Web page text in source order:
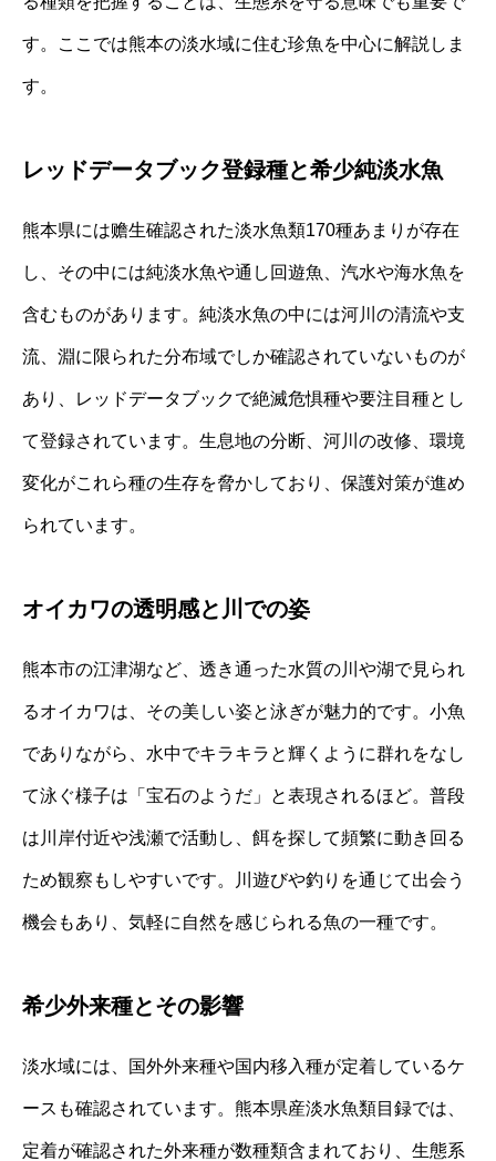
す。ここでは熊本の淡水域に住む珍魚を中心に解説しま
す。
レッドデータブック登録種と希少純淡水魚
熊本県には赡生確認された淡水魚類170種あまりが存在
し、その中には純淡水魚や通し回遊魚、汽水や海水魚を
含むものがあります。純淡水魚の中には河川の清流や支
流、淵に限られた分布域でしか確認されていないものが
あり、レッドデータブックで絶滅危惧種や要注目種とし
て登録されています。生息地の分断、河川の改修、環境
変化がこれら種の生存を脅かしており、保護対策が進め
られています。
オイカワの透明感と川での姿
熊本市の江津湖など、透き通った水質の川や湖で見られ
るオイカワは、その美しい姿と泳ぎが魅力的です。小魚
でありながら、水中でキラキラと輝くように群れをなし
て泳ぐ様子は「宝石のようだ」と表現されるほど。普段
は川岸付近や浅瀬で活動し、餌を探して頻繁に動き回る
ため観察もしやすいです。川遊びや釣りを通じて出会う
機会もあり、気軽に自然を感じられる魚の一種です。
希少外来種とその影響
淡水域には、国外外来種や国内移入種が定着しているケ
ースも確認されています。熊本県産淡水魚類目録では、
定着が確認された外来種が数種類含まれており、生態系